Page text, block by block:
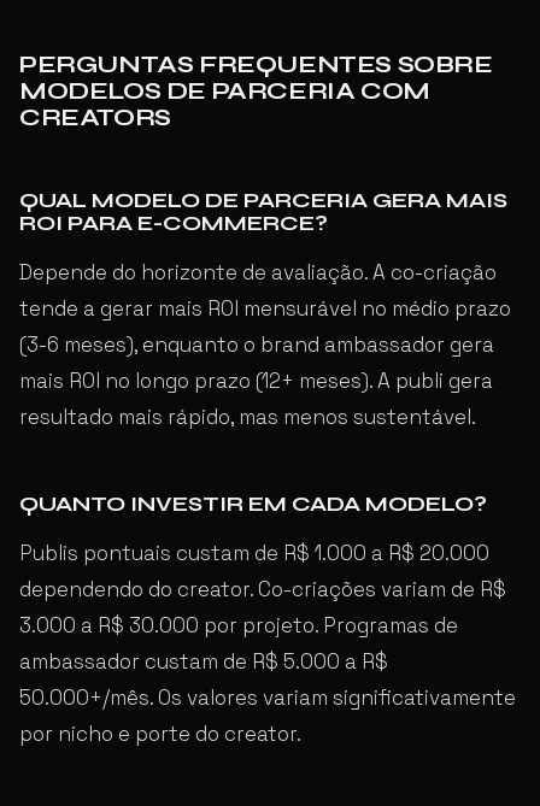
PERGUNTAS FREQUENTES SOBRE
MODELOS DE PARCERIA COM
CREATORS
QUAL MODELO DE PARCERIA GERA MAIS
ROI PARA E-COMMERCE?
Depende do horizonte de avaliação. A co-criação
tende a gerar mais ROI mensurável no médio prazo
(3-6 meses), enquanto o brand ambassador gera
mais ROI no longo prazo (12+ meses). A publi gera
resultado mais rápido, mas menos sustentável.
QUANTO INVESTIR EM CADA MODELO?
Publis pontuais custam de R$ 1.000 a R$ 20.000
dependendo do creator. Co-criações variam de R$
3.000 a R$ 30.000 por projeto. Programas de
ambassador custam de R$ 5.000 a R$
50.000+/mês. Os valores variam significativamente
por nicho e porte do creator.